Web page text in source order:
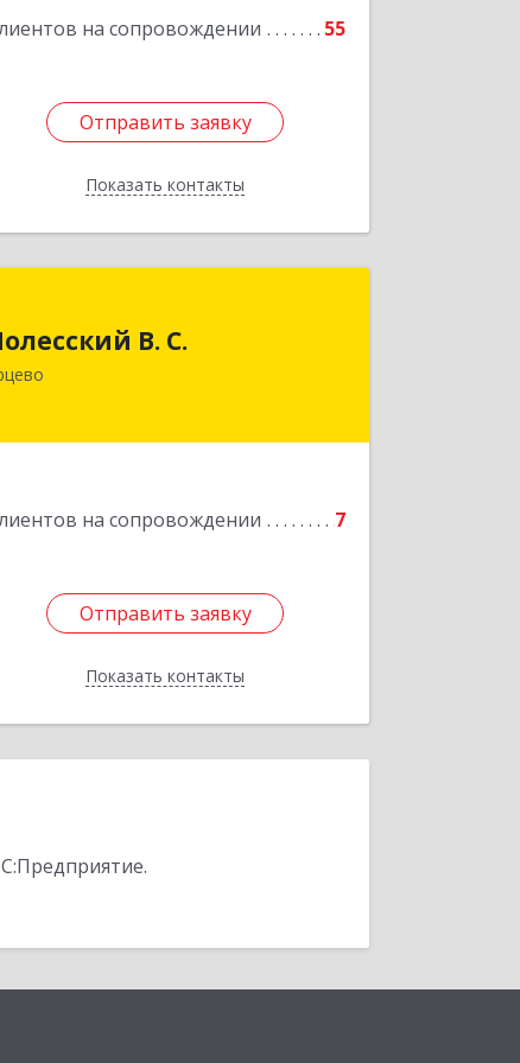
на сопровождении 55
Отправить заявку
Показать контакты
Отправить заявку
Назад
В. С.
на сопровождении 7
Отправить заявку
Показать контакты
Подробнее
Отправить заявку
Назад